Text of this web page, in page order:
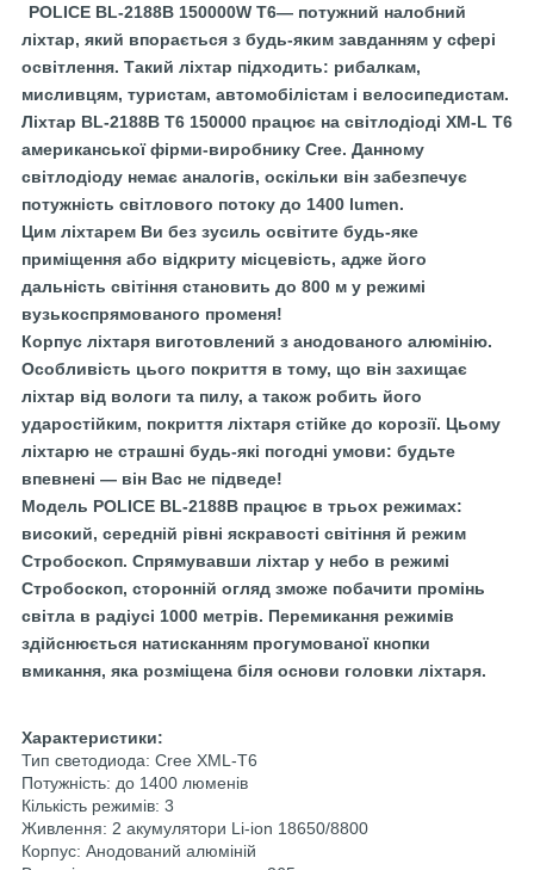
POLICE BL-2188B 150000W T6— потужний налобний
ліхтар, який впорається з будь-яким завданням у сфері
освітлення. Такий ліхтар підходить: рибалкам,
мисливцям, туристам, автомобілістам і велосипедистам.
Ліхтар BL-2188B T6 150000 працює на світлодіоді XM-L T6
американської фірми-виробнику Cree. Данному
світлодіоду немає аналогів, оскільки він забезпечує
потужність світлового потоку до 1400 lumen.
Цим ліхтарем Ви без зусиль освітите будь-яке
приміщення або відкриту місцевість, адже його
дальність світіння становить до 800 м у режимі
вузькоспрямованого променя!
Корпус ліхтаря виготовлений з анодованого алюмінію.
Особливість цього покриття в тому, що він захищає
ліхтар від вологи та пилу, а також робить його
ударостійким, покриття ліхтаря стійке до корозії. Цьому
ліхтарю не страшні будь-які погодні умови: будьте
впевнені — він Вас не підведе!
Модель POLICE BL-2188B працює в трьох режимах:
високий, середній рівні яскравості світіння й режим
Стробоскоп. Спрямувавши ліхтар у небо в режимі
Стробоскоп, сторонній огляд зможе побачити промінь
світла в радіусі 1000 метрів. Перемикання режимів
здійснюється натисканням прогумованої кнопки
вмикання, яка розміщена біля основи головки ліхтаря.
Характеристики:
Тип светодиода: Cree XML-T6
Потужність: до 1400 люменів
Кількість режимів: 3
Живлення: 2 акумулятори Li-ion 18650/8800
Корпус: Анодований алюміній